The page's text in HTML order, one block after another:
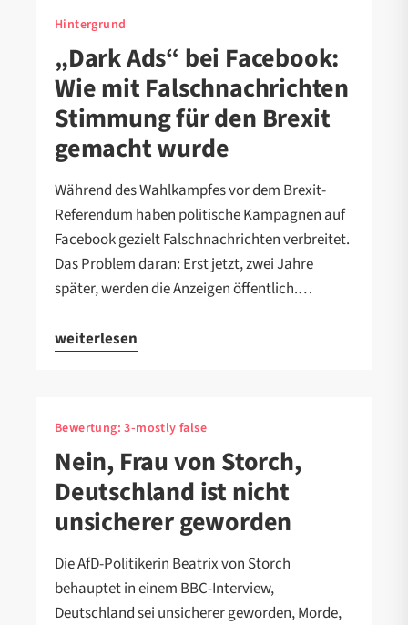
Hintergrund
„Dark Ads“ bei Facebook:
Wie mit Falschnachrichten
Stimmung für den Brexit
gemacht wurde
Während des Wahlkampfes vor dem Brexit-
Referendum haben politische Kampagnen auf
Facebook gezielt Falschnachrichten verbreitet.
Das Problem daran: Erst jetzt, zwei Jahre
später, werden die Anzeigen öffentlich.…
weiterlesen
Bewertung:3-mostly false
Nein, Frau von Storch,
Deutschland ist nicht
unsicherer geworden
Die AfD-Politikerin Beatrix von Storch
behauptet in einem BBC-Interview,
Deutschland sei unsicherer geworden, Morde,